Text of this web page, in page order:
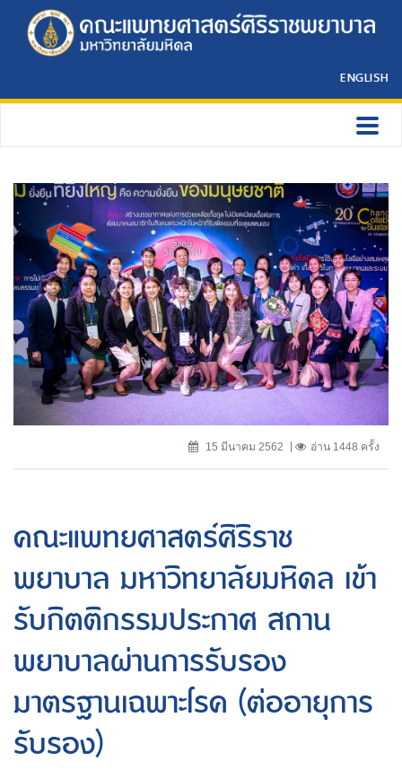
ENGLISH
15 มีนาคม 2562 อ่าน 1448 ครั้ง
คณะแพทยศาสตร์ศิริราช
พยาบาล มหาวิทยาลัยมหิดล เข้า
รับกิตติกรรมประกาศ สถาน
พยาบาลผ่านการรับรอง
มาตรฐานเฉพาะโรค (ต่ออายุการ
รับรอง)